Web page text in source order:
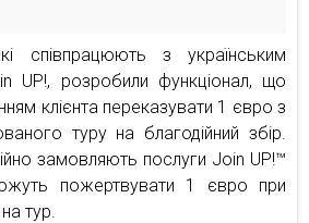
співпрацюють з українським
UP!, розробили функціонал, що
клієнта переказувати 1 євро з
туру на благодійний збір.
замовляють послуги Join UP!™
пожертвувати 1 євро при
тур.